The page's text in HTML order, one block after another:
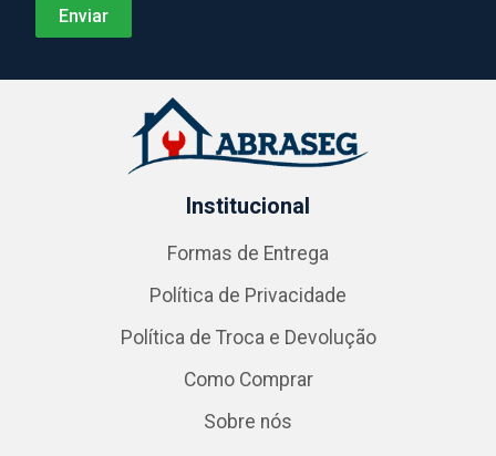
Institucional
Formas de Entrega
Política de Privacidade
Política de Troca e Devolução
Como Comprar
Sobre nós